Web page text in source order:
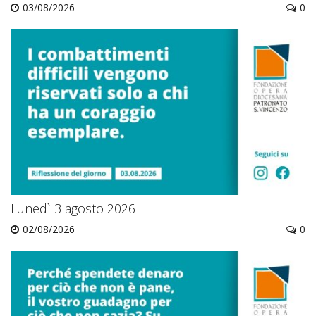
03/08/2026 0
Lunedì 3 agosto 2026
02/08/2026 0